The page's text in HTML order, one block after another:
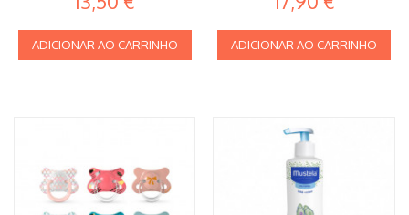
ADICIONAR AO CARRINHO ADICIONAR AO CARRINHO